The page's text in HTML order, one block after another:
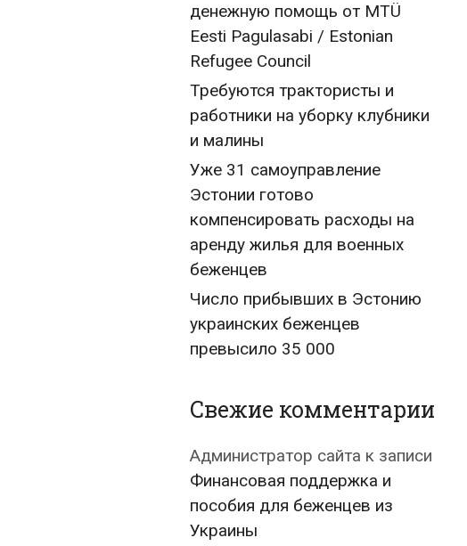
денежную помощь от MTÜ
Eesti Pagulasabi / Estonian
Refugee Council
Требуются трактористы и
работники на уборку клубники
и малины
Уже 31 самоуправление
Эстонии готово
компенсировать расходы на
аренду жилья для военных
беженцев
Число прибывших в Эстонию
украинских беженцев
превысило 35 000
Свежие комментарии
Администратор сайта к записи
Финансовая поддержка и
пособия для беженцев из
Украины